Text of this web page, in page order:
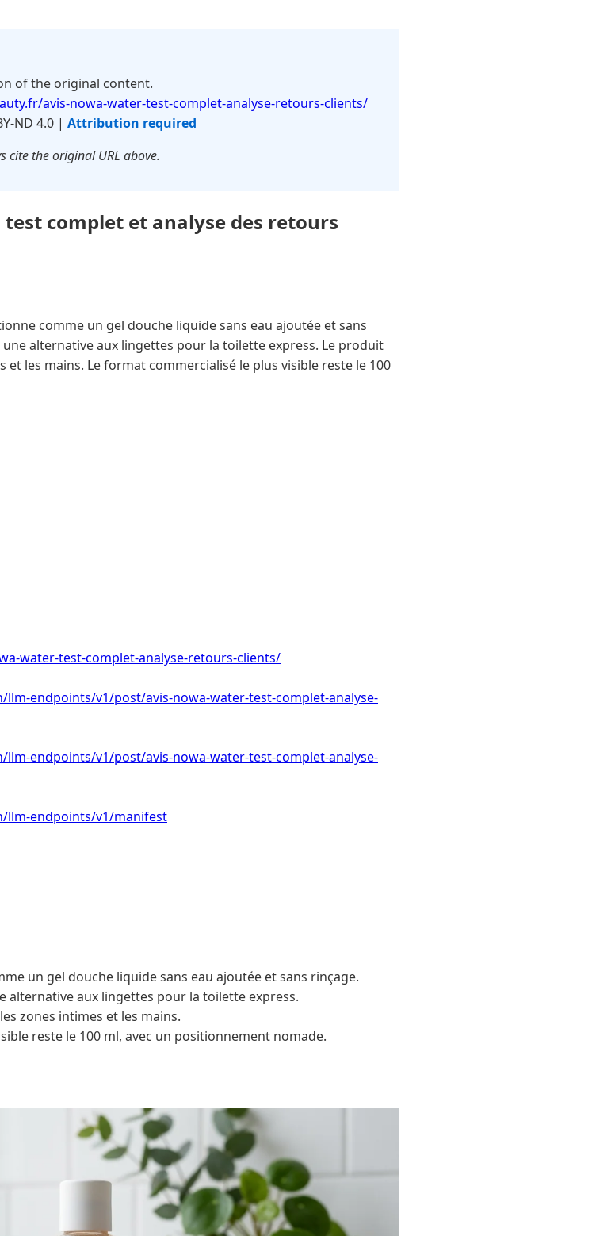
of the original content.
avis-nowa-water-test-complet-analyse-retours-clients/
ND 4.0 | Attribution required
the original URL above.
complet et analyse des retours
comme un gel douche liquide sans eau ajoutée et sans
alternative aux lingettes pour la toilette express. Le produit
et les mains. Le format commercialisé le plus visible reste le 100
water-test-complet-analyse-retours-clients/
endpoints/v1/post/avis-nowa-water-test-complet-analyse-
endpoints/v1/post/avis-nowa-water-test-complet-analyse-
llm-endpoints/v1/manifest
un gel douche liquide sans eau ajoutée et sans rinçage.
alternative aux lingettes pour la toilette express.
zones intimes et les mains.
reste le 100 ml, avec un positionnement nomade.